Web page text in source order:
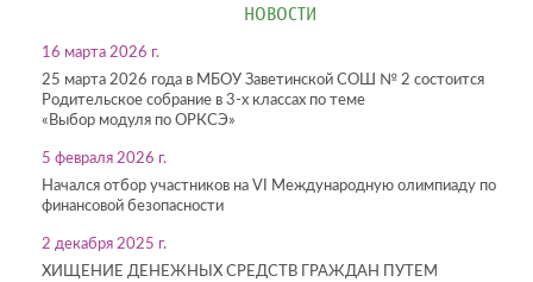
НОВОСТИ
16 марта 2026 г.
25 марта 2026 года в МБОУ Заветинской СОШ № 2 состоится
Родительское собрание в 3-х классах по теме
«Выбор модуля по ОРКСЭ»
5 февраля 2026 г.
Начался отбор участников на VI Международную олимпиаду по
финансовой безопасности
2 декабря 2025 г.
ХИЩЕНИЕ ДЕНЕЖНЫХ СРЕДСТВ ГРАЖДАН ПУТЕМ